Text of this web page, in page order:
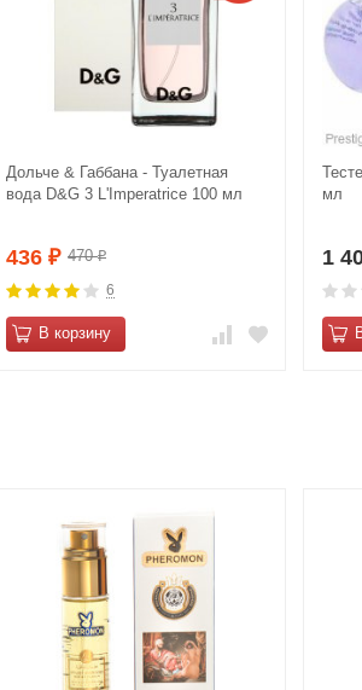
Дольче & Габбана - Туалетная
вода D&G 3 L'Imperatrice 100 мл
436 ₽ 470₽
6
В корзину
мл
1